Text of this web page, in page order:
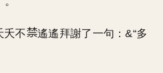
夭不
遙遙拜謝了一句：&“多